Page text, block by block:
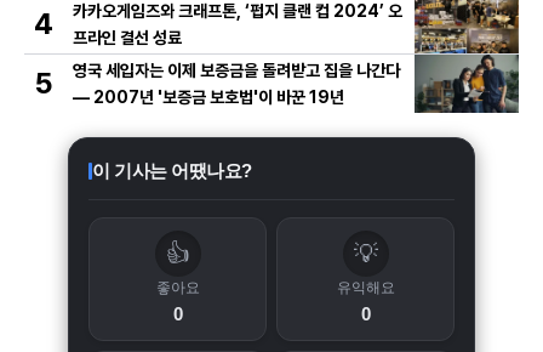
4
카카오게임즈와 크래프톤, ‘펍지 클랜 컵 2024’ 오
프라인 결선 성료
5
영국 세입자는 이제 보증금을 돌려받고 집을 나간다
— 2007년 '보증금 보호법'이 바꾼 19년
이 기사는 어땠나요?
👍
좋아요
0
💡
유익해요
0